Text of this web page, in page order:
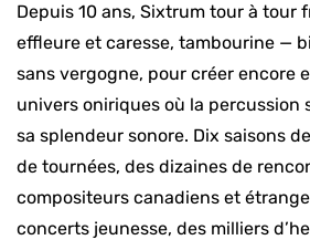
Depuis 10 ans, Sixtrum tour à tour
effleure et caresse, tambourine —
sans vergogne, pour créer encore
univers oniriques où la percussion
sa splendeur sonore. Dix saisons
de tournées, des dizaines de
compositeurs canadiens et
concerts jeunesse, des milliers